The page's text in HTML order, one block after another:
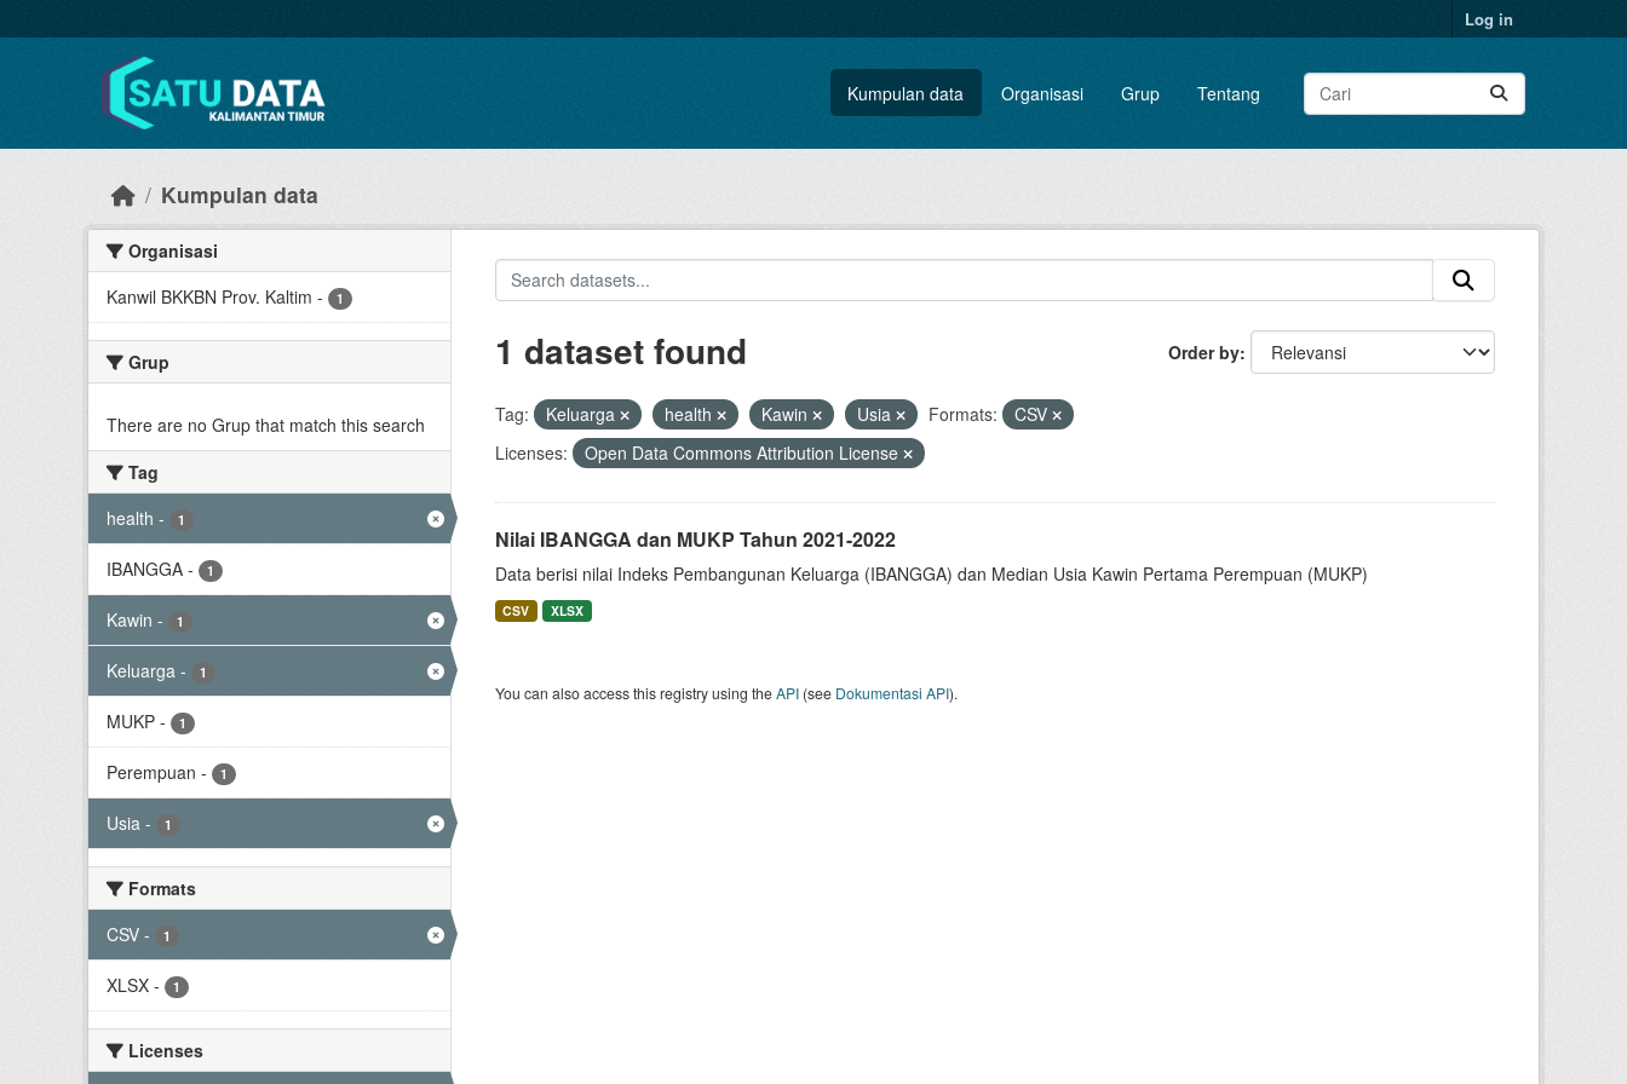
Log in
Kumpulan data Organisasi Grup Tentang
Kumpulan data
Organisasi
Kanwil BKKBN Prov. Kaltim - 1
Grup
There are no Grup that match this search
Tag
health - 1
IBANGGA - 1
Kawin - 1
Keluarga - 1
MUKP - 1
Perempuan - 1
Usia - 1
Formats
CSV - 1
XLSX - 1
Licenses
Order by
1 dataset found
Tag: Keluarga health Kawin Usia Formats:
CSV
Licenses:
Open Data Commons Attribution License
Nilai IBANGGA dan MUKP Tahun 2021-2022
Data berisi nilai Indeks Pembangunan Keluarga (IBANGGA) dan Median Usia Kawin Pertama Perempuan (MUKP)
CSV XLSX
You can also access this registry using theAPI(see Dokumentasi API).